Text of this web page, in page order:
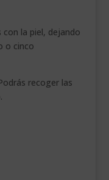
la piel, dejando
o cinco
recoger las